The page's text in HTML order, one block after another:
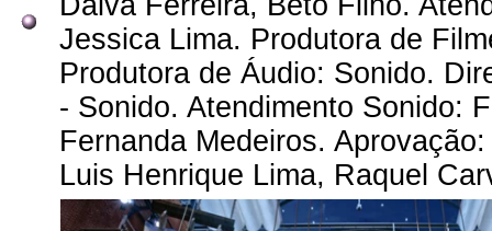
Jessica Lima. Produtora de
Produtora de Áudio: Sonido.
- Sonido. Atendimento Sonido:
Fernanda Medeiros.
Luis Henrique Lima, Raquel